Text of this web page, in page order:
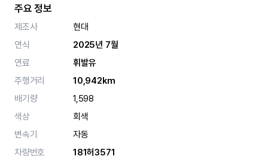
주요 정보
제조사
현대
연식
2025년 7월
연료
휘발유
주행거리
10,942km
배기량
1,598
색상
회색
변속기
자동
차량번호
181허3571